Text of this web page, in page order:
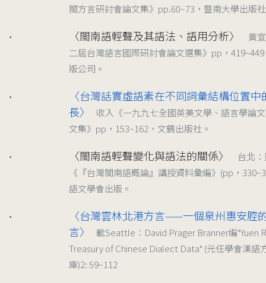
閩方言研討會論文集》pp.60~73，暨南大學出版
〈閩南語輕聲及其語法、語用分析〉
黃
二屆台灣語言國際研討會論文選集》pp，
版公司。
〈台灣話實虛語素在不同詞彙結構位置中
長〉
收入《一九九七全國英美文學、語言學論
文集》pp，153~162，文鶴出版社。
〈閩南語輕聲變化與語法的關係〉
台北
《『台灣閩南語概論』講授資料彙編》(pp，
語文學會出版。
〈台灣雲林北港方言——一個泉州惠安腔
言〉
載Seattle：David Prager Branner編"Yuen
Treasury of Chinese Dialect Data" (元任學會漢語
庫)2: 59~112